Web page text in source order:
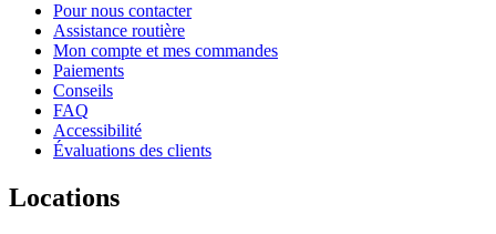
Pour nous contacter
Assistance routière
Mon compte et mes commandes
Paiements
Conseils
FAQ
Accessibilité
Évaluations des clients
Locations